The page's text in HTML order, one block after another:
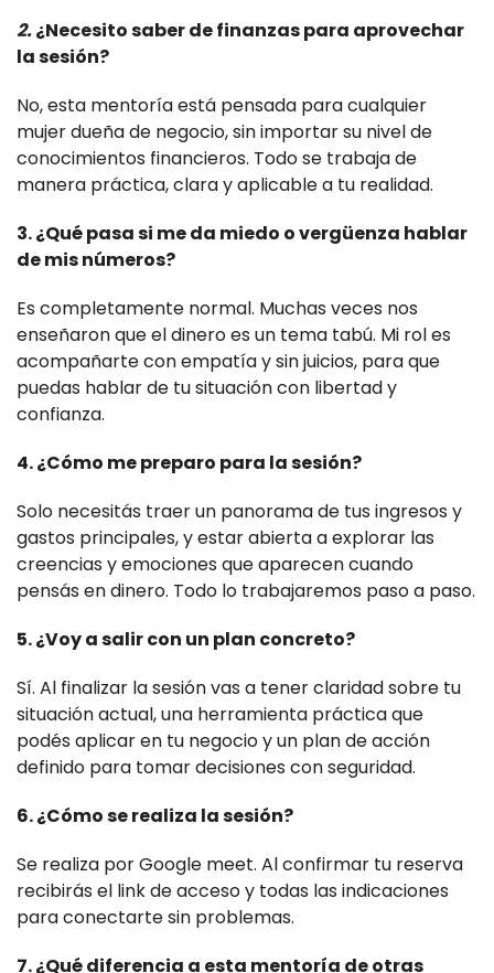
2.¿Necesito saber de finanzas para aprovechar
la sesión?
No, esta mentoría está pensada para cualquier
mujer dueña de negocio, sin importar su nivel de
conocimientos financieros. Todo se trabaja de
manera práctica, clara y aplicable a tu realidad.
3. ¿Qué pasa si me da miedo o vergüenza hablar
de mis números?
Es completamente normal. Muchas veces nos
enseñaron que el dinero es un tema tabú. Mi rol es
acompañarte con empatía y sin juicios, para que
puedas hablar de tu situación con libertad y
confianza.
4. ¿Cómo me preparo para la sesión?
Solo necesitás traer un panorama de tus ingresos y
gastos principales, y estar abierta a explorar las
creencias y emociones que aparecen cuando
pensás en dinero. Todo lo trabajaremos paso a paso.
5. ¿Voy a salir con un plan concreto?
Sí. Al finalizar la sesión vas a tener claridad sobre tu
situación actual, una herramienta práctica que
podés aplicar en tu negocio y un plan de acción
definido para tomar decisiones con seguridad.
6. ¿Cómo se realiza la sesión?
Se realiza por Google meet. Al confirmar tu reserva
recibirás el link de acceso y todas las indicaciones
para conectarte sin problemas.
7. ¿Qué diferencia a esta mentoría de otras